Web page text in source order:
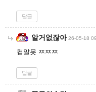
답글
알거없잖아 26-05-18
컴알못 ㅉㅉㅉ
답글